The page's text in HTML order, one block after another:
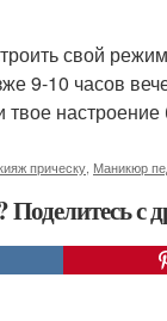
свой
9-10 часов
твое
прическу Маникюр
с